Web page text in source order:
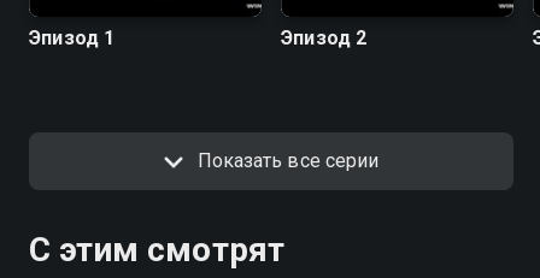
Эпизод 1 Эпизод 2
Показать все серии
С этим смотрят